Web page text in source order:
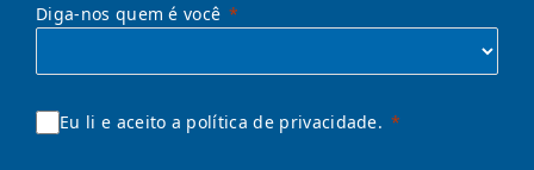
Diga-nos quem é você
Eu li e aceito a política de privacidade.